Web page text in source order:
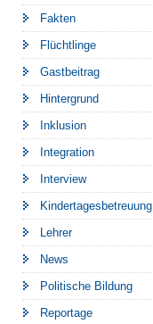
Fakten
Flüchtlinge
Gastbeitrag
Hintergrund
Inklusion
Integration
Interview
Kindertagesbetreuung
Lehrer
News
Politische Bildung
Reportage